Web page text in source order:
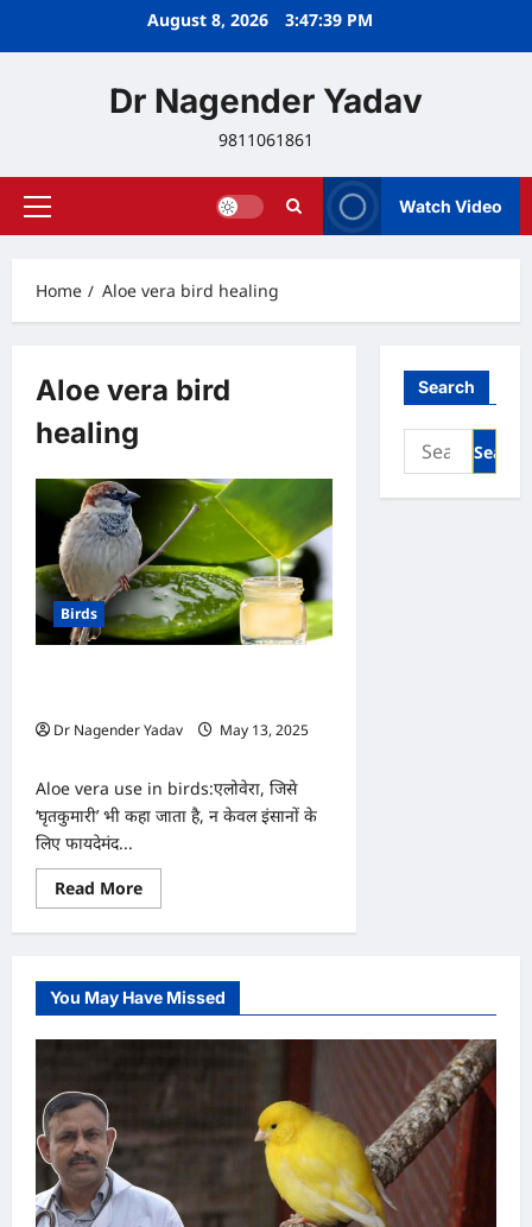
August 8, 2026 3:47:39 PM
Dr Nagender Yadav
9811061861
Primary
Watch Video
Home Aloe vera bird healing
Aloe vera bird
healing
Birds
Dr Nagender Yadav
May 13, 2025
Aloe vera use in birds:एलोवेरा, जिसे
‘घृतकुमारी’ भी कहा जाता है, न केवल इंसानों के
लिए फायदेमंद...
Read MoreRead
more
पक्षियों
कितना
फायदेमंद
होता
है
तरह
उपयोग
Search
Search
for:
You May Have Missed